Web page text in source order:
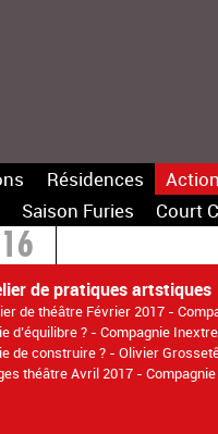
Résidences
Saison Furies Court
de pratiques artstiques
de théâtre Février 2017 -
d’équilibre ? - Compagnie
de construire ? - Olivier
théâtre Avril 2017 -